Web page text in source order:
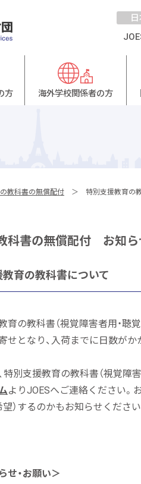
方 海外学校関係者の方
の教科書の無償配付 特別支援教育の
科書の無償配付 お知ら
育の教科書について
育の教科書（視覚障害者用・聴
せとなり、入荷までに日数がか
特別支援教育の教科書（視覚障
よりJOESへご連絡ください。お
望）するのかもお知らせください
せ・お願い＞